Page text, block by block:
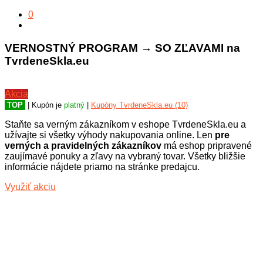
0
VERNOSTNÝ PROGRAM → SO ZĽAVAMI na
TvrdeneSkla.eu
Akcia
TOP | Kupón je platný Kupóny TvrdeneSkla.eu (10)
Staňte sa verným zákazníkom v eshope TvrdeneSkla.eu a
užívajte si všetky výhody nakupovania online. Len pre
verných a pravidelných zákazníkov má eshop pripravené
zaujímavé ponuky a zľavy na vybraný tovar. Všetky bližšie
informácie nájdete priamo na stránke predajcu.
Využiť akciu